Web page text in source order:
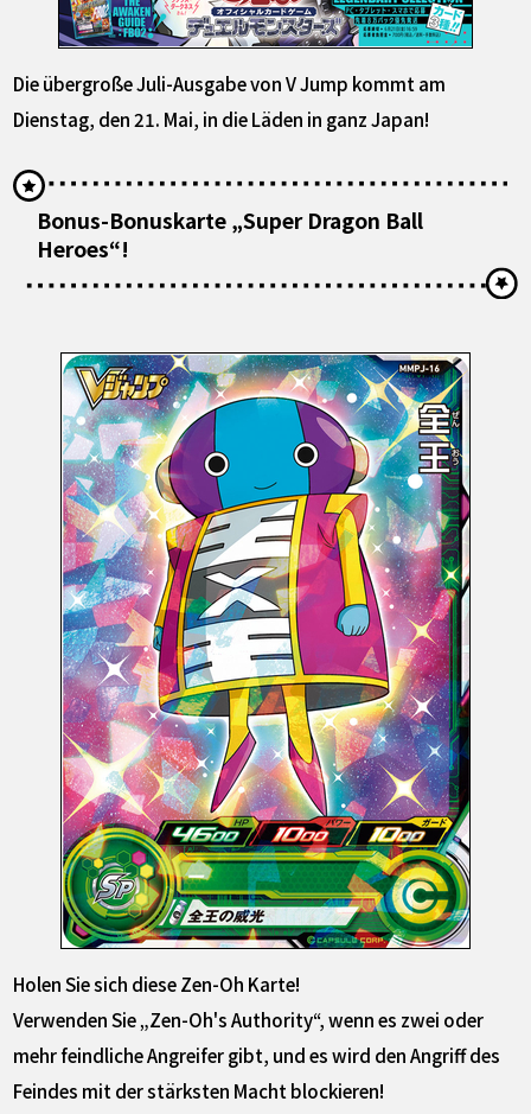
Die übergroße Juli-Ausgabe von V Jump kommt am
Dienstag, den 21. Mai, in die Läden in ganz Japan!​
Bonus-Bonuskarte „Super Dragon Ball
Heroes“!
Holen Sie sich diese Zen-Oh Karte!
Verwenden Sie „Zen-Oh's Authority“, wenn es zwei oder
mehr feindliche Angreifer gibt, und es wird den Angriff des
Feindes mit der stärksten Macht blockieren!